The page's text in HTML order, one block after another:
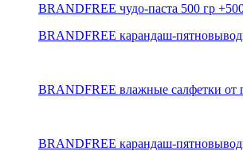
BRANDFREE чудо-паста 500 гр
BRANDFREE карандаш-
BRANDFREE влажные салфетки от
BRANDFREE карандаш-